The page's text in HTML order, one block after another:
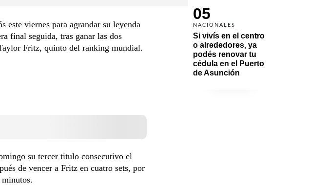
05
NACIONALES
Si vivís en el centro
o alrededores, ya
podés renovar tu
cédula en el Puerto
de Asunción
este viernes para agrandar su leyenda
final seguida, tras ganar las dos
Fritz, quinto del ranking mundial.
su tercer titulo consecutivo el
de vencer a Fritz en cuatro sets, por